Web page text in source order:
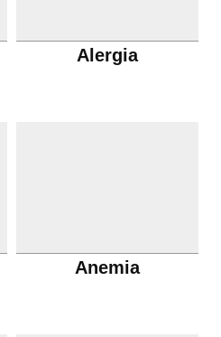
Alergia
Anemia